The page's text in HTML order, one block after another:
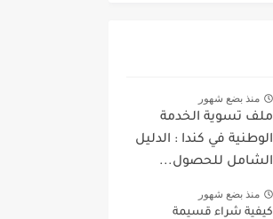
منذ بضع شهور
ملف تسوية الخدمة
الوطنية في كندا : الدليل
الشامل للحصول...
منذ بضع شهور
كيفية شراء قسيمة